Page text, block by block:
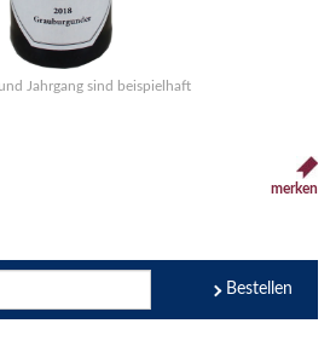
Jahrgang sind beispielhaft
merken
Bestellen